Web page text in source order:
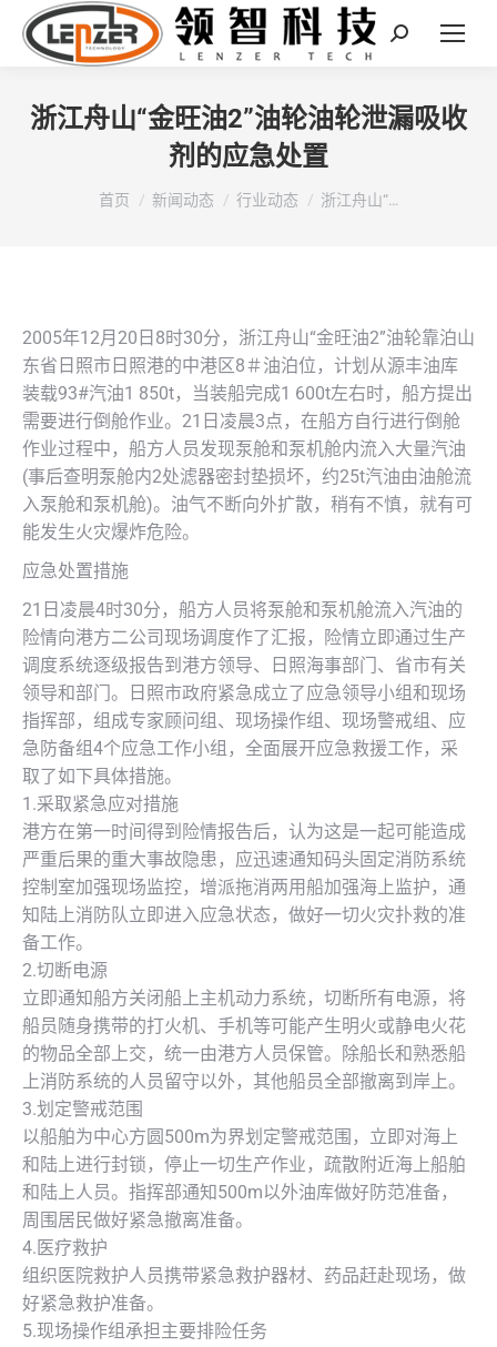
Search:
浙江舟山“金旺油2”油轮油轮泄漏吸收
剂的应急处置
您在这里：
首页 新闻动态 行业动态 浙江舟山“…
2005年12月20日8时30分，浙江舟山“金旺油2”油轮靠泊山
东省日照市日照港的中港区8＃油泊位，计划从源丰油库
装载93#汽油1 850t，当装船完成1 600t左右时，船方提出
需要进行倒舱作业。21日凌晨3点，在船方自行进行倒舱
作业过程中，船方人员发现泵舱和泵机舱内流入大量汽油
(事后查明泵舱内2处滤器密封垫损坏，约25t汽油由油舱流
入泵舱和泵机舱)。油气不断向外扩散，稍有不慎，就有可
能发生火灾爆炸危险。
应急处置措施
21日凌晨4时30分，船方人员将泵舱和泵机舱流入汽油的
险情向港方二公司现场调度作了汇报，险情立即通过生产
调度系统逐级报告到港方领导、日照海事部门、省市有关
领导和部门。日照市政府紧急成立了应急领导小组和现场
指挥部，组成专家顾问组、现场操作组、现场警戒组、应
急防备组4个应急工作小组，全面展开应急救援工作，采
取了如下具体措施。
1.采取紧急应对措施
港方在第一时间得到险情报告后，认为这是一起可能造成
严重后果的重大事故隐患，应迅速通知码头固定消防系统
控制室加强现场监控，增派拖消两用船加强海上监护，通
知陆上消防队立即进入应急状态，做好一切火灾扑救的准
备工作。
2.切断电源
立即通知船方关闭船上主机动力系统，切断所有电源，将
船员随身携带的打火机、手机等可能产生明火或静电火花
的物品全部上交，统一由港方人员保管。除船长和熟悉船
上消防系统的人员留守以外，其他船员全部撤离到岸上。
3.划定警戒范围
以船舶为中心方圆500m为界划定警戒范围，立即对海上
和陆上进行封锁，停止一切生产作业，疏散附近海上船舶
和陆上人员。指挥部通知500m以外油库做好防范准备，
周围居民做好紧急撤离准备。
4.医疗救护
组织医院救护人员携带紧急救护器材、药品赶赴现场，做
好紧急救护准备。
5.现场操作组承担主要排险任务